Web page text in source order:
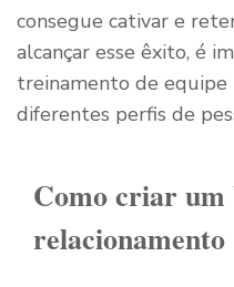
consegue cativar e
alcançar esse êxito, é
treinamento de equipe
diferentes perfis de
Como criar um
relacionamento